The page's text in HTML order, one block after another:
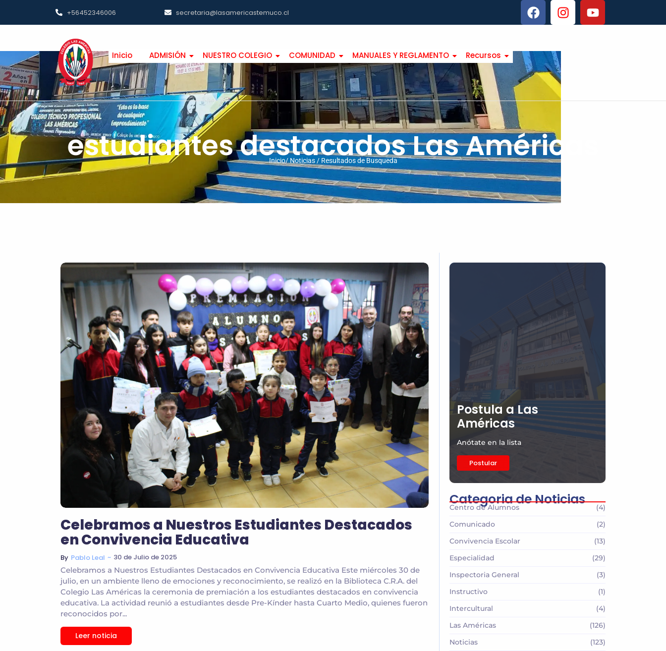
+56452346006 secretaria@lasamericastemuco.cl
Inicio ADMISIÓN NUESTRO COLEGIO COMUNIDAD MANUALES Y REGLAMENTO Recursos
estudiantes destacados Las Américas
Inicio/ Noticias / Resultados de Busqueda
Celebramos a Nuestros Estudiantes Destacados
en Convivencia Educativa
By Pablo Leal ~ 30 de Julio de 2025
Celebramos a Nuestros Estudiantes Destacados en Convivencia Educativa Este miércoles 30 de
julio, en un ambiente lleno de emociones y reconocimiento, se realizó en la Biblioteca C.R.A. del
Colegio Las Américas la ceremonia de premiación a los estudiantes destacados en convivencia
educativa. La actividad reunió a estudiantes desde Pre-Kínder hasta Cuarto Medio, quienes fueron
reconocidos por...
Leer noticia
Postula a Las
Américas
Anótate en la lista
Postular
Categoria de Noticias
Centro de Alumnos
(4)
Comunicado
(2)
Convivencia Escolar
(13)
Especialidad
(29)
Inspectoria General
(3)
Instructivo
(1)
Intercultural
(4)
Las Américas
(126)
Noticias
(123)